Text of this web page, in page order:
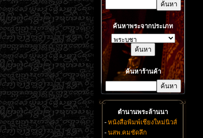
ค้นหาพระจากประเภท
ค้นหาร้านค้า
ตำนานพระล้านนา
- หนังสือพิมพ์เชียงใหม่นิวส์
- นสพ.คมชัดลึก